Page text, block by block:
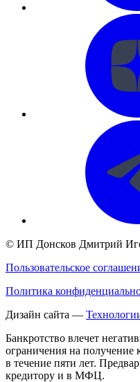
© ИП Донсков Дмитрий
Пользовательское
Политика
Дизайн сайта —
Банкротство влечет
ограничения на получение
в течение пяти лет.
кредитору и в МФЦ.